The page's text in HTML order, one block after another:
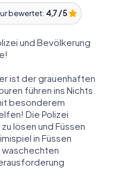
bewertet: 4,7 / 5
und Bevölkerung
ist der grauenhaften
führen ins Nichts.
besonderem
Die Polizei
lösen und Füssen
in Füssen
waschechten